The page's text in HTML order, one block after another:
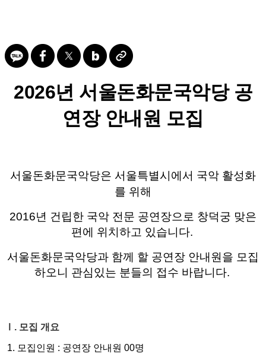
2026년 서울돈화문국악당 공
연장 안내원 모집
서울돈화문국악당은 서울특별시에서 국악 활성화
를 위해
2016년 건립한 국악 전문 공연장으로 창덕궁 맞은
편에 위치하고 있습니다.
서울돈화문국악당과 함께 할 공연장 안내원을 모집
하오니 관심있는 분들의 접수 바랍니다.
Ⅰ. 모집 개요
​ 1. 모집인원 : 공연장 안내원 00명